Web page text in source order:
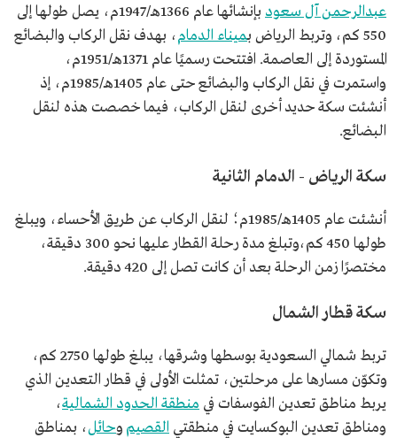
عبدالرحمن آل سعود
بإنشائها عام 1366هـ/1947م، يصل طولها إلى
550 كم، وتربط الرياض ب
ميناء الدمام، بهدف نقل الركاب والبضائع
المستوردة إلى العاصمة. افتتحت رسميًا عام 1371هـ/1951م،
واستمرت في نقل الركاب والبضائع حتى عام 1405هـ/1985م، إذ
أنشئت سكة حديد أخرى لنقل الركاب، فيما خصصت هذه لنقل
البضائع.
سكة الرياض - الدمام الثانية
أنشئت عام 1405هـ/1985م؛ لنقل الركاب عن طريق الأحساء، ويبلغ
طولها 450 كم،وتبلغ مدة رحلة القطار عليها نحو 300 دقيقة،
مختصرًا زمن الرحلة بعد أن كانت تصل إلى 420 دقيقة.
سكة قطار الشمال
تربط شمالي السعودية بوسطها وشرقها، يبلغ طولها 2750 كم،
وتكوّن مسارها على مرحلتين، تمثلت الأولى في قطار التعدين الذي
يربط مناطق تعدين الفوسفات في منطقة الحدود الشمالية،
ومناطق تعدين البوكسايت في منطقتي القصيم وحائل، بمناطق